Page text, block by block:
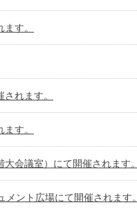
す。
れます。
す。
会議室）にて開催されます。
ント広場にて開催されます。